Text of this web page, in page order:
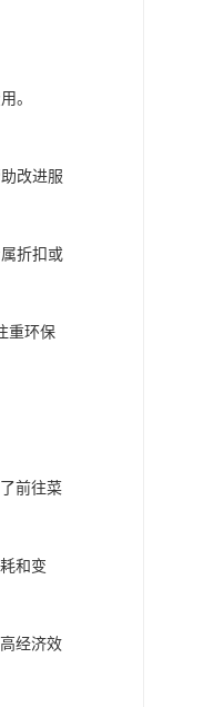
。
改进服
折扣或
重环保
前往菜
和变
经济效